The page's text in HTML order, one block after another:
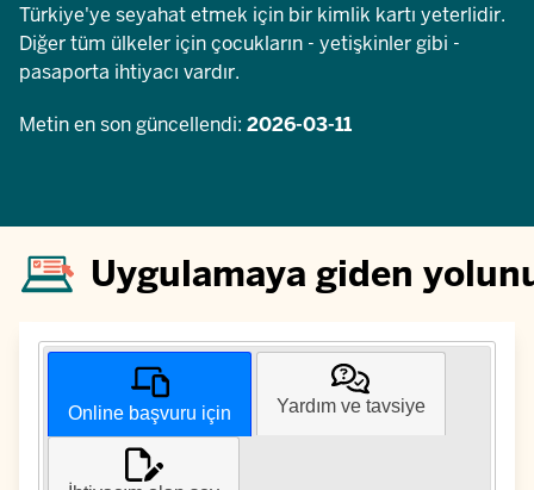
Türkiye'ye seyahat etmek için bir kimlik kartı yeterlidir.
Diğer tüm ülkeler için çocukların - yetişkinler gibi -
pasaporta ihtiyacı vardır.
Metin en son güncellendi: 2026-03-11
Uygulamaya giden
Online başvuru için Yardım ve tavsiye